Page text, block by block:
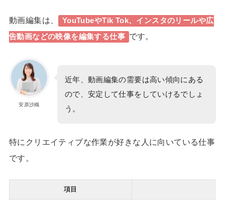
動画編集は、
YouTubeやTik Tok、インスタのリールや広
告動画などの映像を編集する仕事 です。
安原沙織
近年、動画編集の需要は高い傾向にある
ので、安定して仕事をしていけるでしょ
う。
特に クリエイティブな作業が好きな人に向いている仕事
です。
項目